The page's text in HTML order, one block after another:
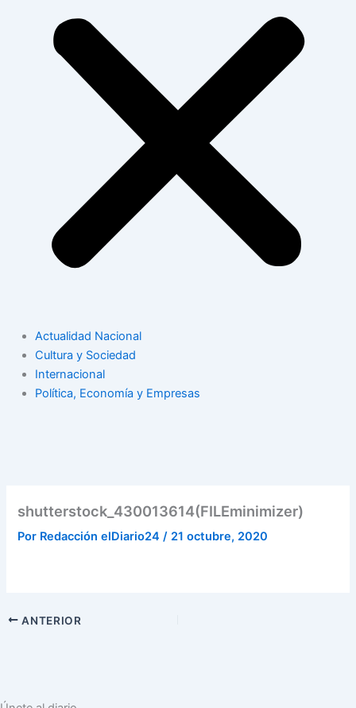
Actualidad Nacional
Cultura y Sociedad
Internacional
Política, Economía y Empresas
shutterstock_430013614(FILEminimizer)
Por Redacción elDiario24/ 21 octubre, 2020
ANTERIOR